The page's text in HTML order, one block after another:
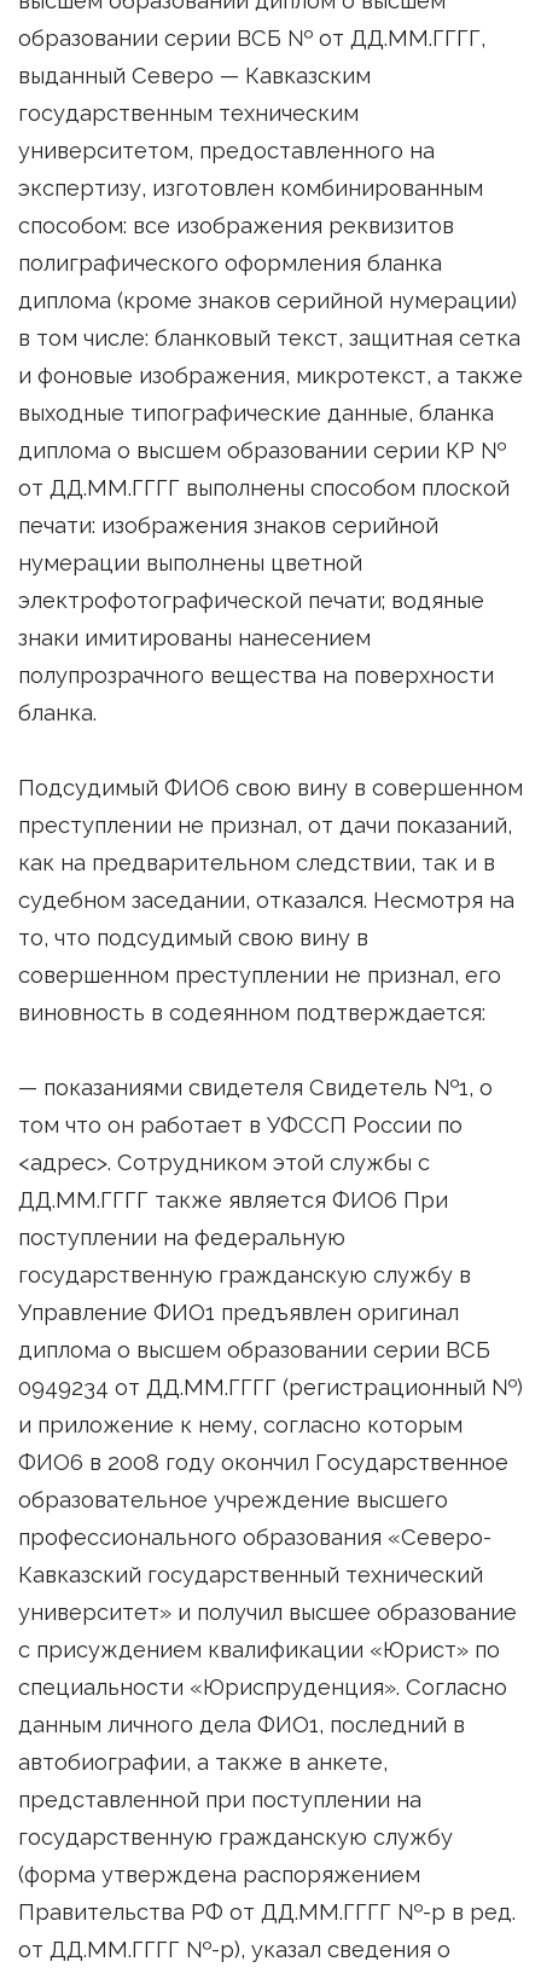
образовании серии ВСБ № от ДД.ММ.ГГГГ,
выданный Северо — Кавказским
государственным техническим
университетом, предоставленного на
экспертизу, изготовлен комбинированным
способом: все изображения реквизитов
полиграфического оформления бланка
диплома (кроме знаков серийной нумерации)
в том числе: бланковый текст, защитная сетка
и фоновые изображения, микротекст, а также
выходные типографические данные, бланка
диплома о высшем образовании серии КР №
от ДД.ММ.ГГГГ выполнены способом плоской
печати: изображения знаков серийной
нумерации выполнены цветной
электрофотографической печати; водяные
знаки имитированы нанесением
полупрозрачного вещества на поверхности
бланка.
Подсудимый ФИО6 свою вину в совершенном
преступлении не признал, от дачи показаний,
как на предварительном следствии, так и в
судебном заседании, отказался. Несмотря на
то, что подсудимый свою вину в
совершенном преступлении не признал, его
виновность в содеянном подтверждается:
— показаниями свидетеля Свидетель №1, о
том что он работает в УФССП России по
<адрес>. Сотрудником этой службы с
ДД.ММ.ГГГГ также является ФИО6 При
поступлении на федеральную
государственную гражданскую службу в
Управление ФИО1 предъявлен оригинал
диплома о высшем образовании серии ВСБ
0949234 от ДД.ММ.ГГГГ (регистрационный №)
и приложение к нему, согласно которым
ФИО6 в 2008 году окончил Государственное
образовательное учреждение высшего
профессионального образования «Северо-
Кавказский государственный технический
университет» и получил высшее образование
с присуждением квалификации «Юрист» по
специальности «Юриспруденция». Согласно
данным личного дела ФИО1, последний в
автобиографии, а также в анкете,
представленной при поступлении на
государственную гражданскую службу
(форма утверждена распоряжением
Правительства РФ от ДД.ММ.ГГГГ №-р в ред.
от ДД.ММ.ГГГГ №-р), указал сведения о